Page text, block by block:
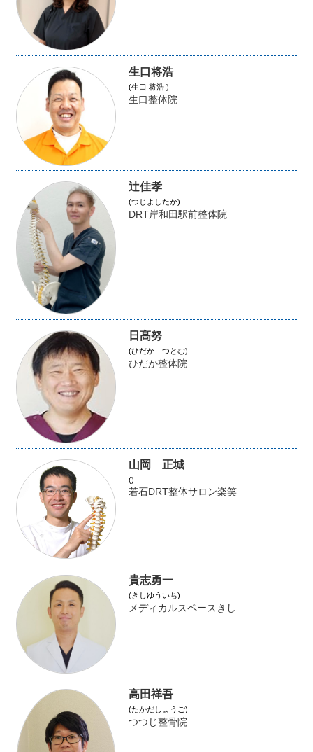
生口将浩
(生口 将浩 )
生口整体院
辻佳孝
(つじよしたか)
DRT岸和田駅前整体院
日髙努
(ひだか つとむ)
ひだか整体院
山岡 正城
()
若石DRT整体サロン楽笑
貴志勇一
(きしゆういち)
メディカルスペースきし
高田祥吾
(たかだしょうご)
つつじ整骨院